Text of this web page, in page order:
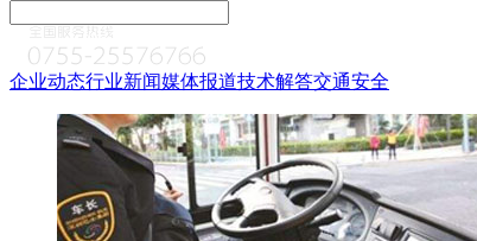
企业动态行业新闻媒体报道技术解答交通安全